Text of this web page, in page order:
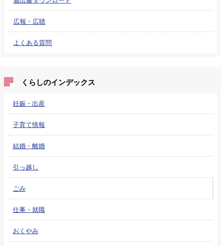
広報・広聴
よくある質問
くらしのインデックス
妊娠・出産
子育て情報
結婚・離婚
引っ越し
ごみ
仕事・就職
おくやみ